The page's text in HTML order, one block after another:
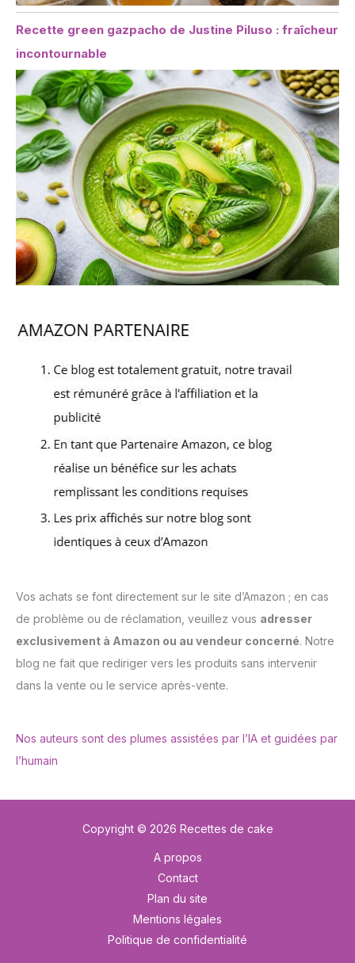
Recette green gazpacho de Justine Piluso : fraîcheur
incontournable
Vos achats se font directement sur le site d’Amazon ; en cas
de problème ou de réclamation, veuillez vous adresser
exclusivement à Amazon ou au vendeur concerné. Notre
blog ne fait que rediriger vers les produits sans intervenir
dans la vente ou le service après-vente.
Nos auteurs sont des plumes assistées par l’IA et guidées par
l’humain
Copyright © 2026 Recettes de cake
A propos
Contact
Plan du site
Mentions légales
Politique de confidentialité